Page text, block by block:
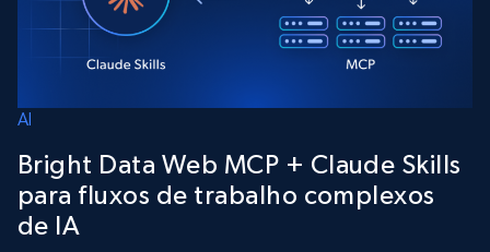
AI
Bright Data Web MCP + Claude Skills
para fluxos de trabalho complexos
de IA